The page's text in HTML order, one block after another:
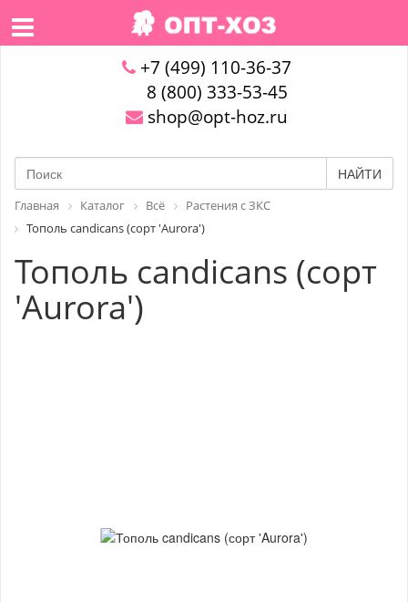
+7 (499) 110-36-37
8 (800) 333-53-45
shop@opt-hoz.ru
НАЙТИ
Главная Каталог Всё
Растения с ЗКС
Тополь candicans (сорт 'Aurora')
Тополь candicans (сорт
'Aurora')